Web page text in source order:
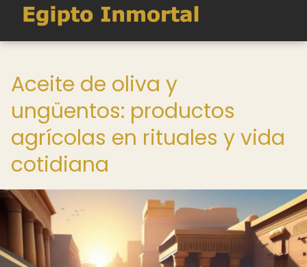
Aceite de oliva y
ungüentos: productos
agrícolas en rituales y vida
cotidiana